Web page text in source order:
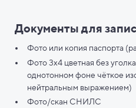
Документы для
Фото или копия паспорта
Фото 3х4 цветная без
однотонном фоне чёткое
нейтральным выражением)
Фото/скан СНИЛС